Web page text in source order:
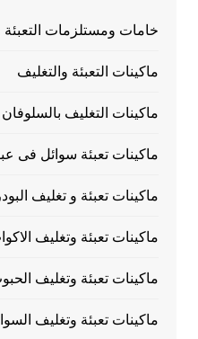
خامات ومستلزمات التعبئة
ماكينات التعبئة والتغليف
ماكينات التغليف بالسلوفان
ماكينات تعبئة سوائل فى
ماكينات تعبئة و تغليف
ماكينات تعبئة وتغليف
ماكينات تعبئة وتغليف
ماكينات تعبئة وتغليف